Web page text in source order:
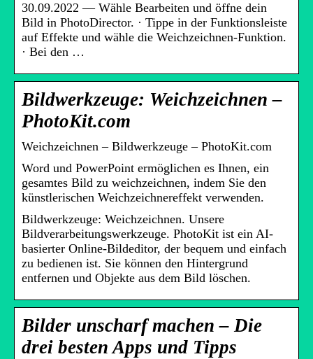
30.09.2022 — Wähle Bearbeiten und öffne dein
Bild in PhotoDirector. · Tippe in der Funktionsleiste
auf Effekte und wähle die Weichzeichnen-Funktion.
· Bei den …
Bildwerkzeuge: Weichzeichnen –
PhotoKit.com
Weichzeichnen – Bildwerkzeuge – PhotoKit.com
Word und PowerPoint ermöglichen es Ihnen, ein
gesamtes Bild zu weichzeichnen, indem Sie den
künstlerischen Weichzeichnereffekt verwenden.
Bildwerkzeuge: Weichzeichnen. Unsere
Bildverarbeitungswerkzeuge. PhotoKit ist ein AI-
basierter Online-Bildeditor, der bequem und einfach
zu bedienen ist. Sie können den Hintergrund
entfernen und Objekte aus dem Bild löschen.
Bilder unscharf machen – Die
drei besten Apps und Tipps